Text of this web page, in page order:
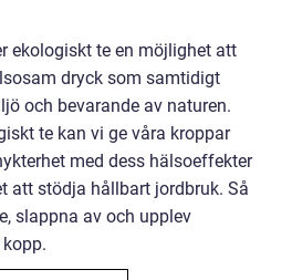
ekologiskt te en möjlighet att
dryck som samtidigt
och bevarande av naturen.
te kan vi ge våra kroppar
med dess hälsoeffekter
att stödja hållbart jordbruk. Så
slappna av och upplev